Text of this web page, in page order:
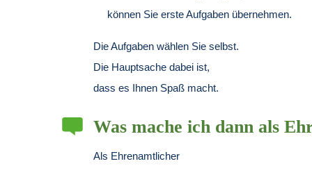
können Sie erste Aufgaben übernehmen.
Die Aufgaben wählen Sie selbst.
Die Hauptsache dabei ist,
dass es Ihnen Spaß macht.
Was mache ich dann als
Als Ehrenamtlicher